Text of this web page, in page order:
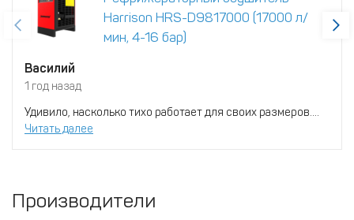
Harrison HRS-D9817000 (17000 л/
мин, 4-16 бар)
Василий
1 год назад
Удивило, насколько тихо работает для своих размеров....
Читать далее
Производители